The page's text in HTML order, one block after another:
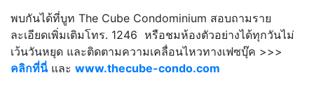
พบกันได้ที่บูท The Cube Condominium สอบถามราย
ละเอียดเพิ่มเติมโทร. 1246 หรือชมห้องตัวอย่างได้ทุกวันไม่
เว้นวันหยุด และติดตามความเคลื่อนไหวทางเฟซบุ๊ค >>>
คลิกที่นี่และ www.thecube-condo.com